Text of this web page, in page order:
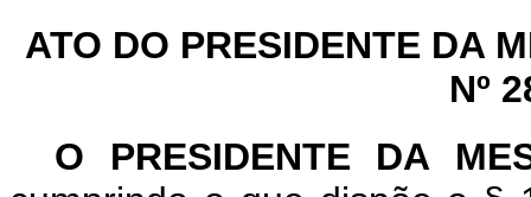
ATO DO PRESIDENTE DA
Nº
O PRESIDENTE DA